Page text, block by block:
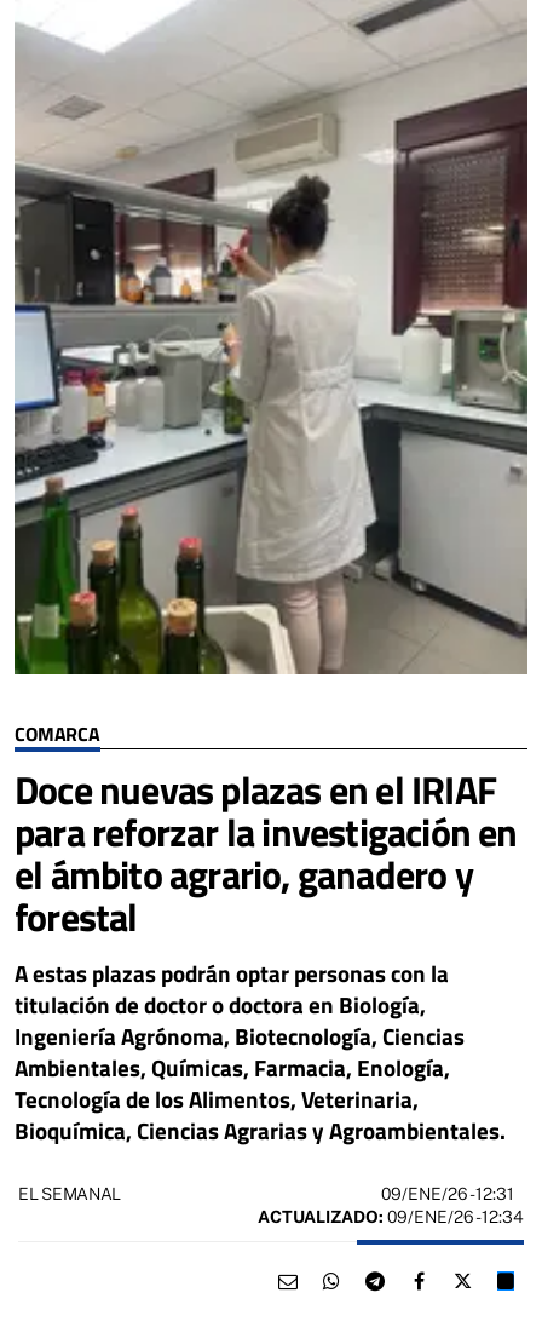
COMARCA
Doce nuevas plazas en el IRIAF
para reforzar la investigación en
el ámbito agrario, ganadero y
forestal
A estas plazas podrán optar personas con la
titulación de doctor o doctora en Biología,
Ingeniería Agrónoma, Biotecnología, Ciencias
Ambientales, Químicas, Farmacia, Enología,
Tecnología de los Alimentos, Veterinaria,
Bioquímica, Ciencias Agrarias y Agroambientales.
EL SEMANAL 09/ENE/26- 12:31
ACTUALIZADO: 09/ENE/26 - 12:34